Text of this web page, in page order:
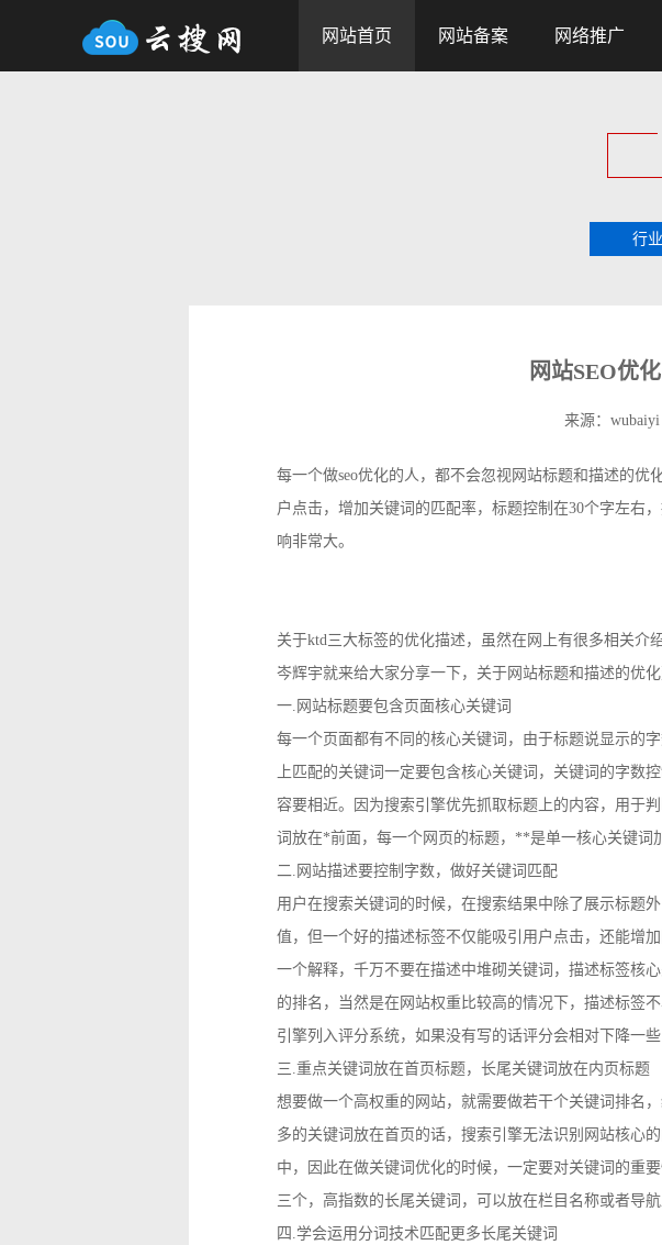
网站首页 网站备案 网络推广
行
网站SEO优
来源：
每一个做seo优化的人，都不会忽视网站标题和描述的
户点击，增加关键词的匹配率，标题控制在30个字左右
响非常大。
关于ktd三大标签的优化描述，虽然在网上有很多相关
岑辉宇就来给大家分享一下，关于网站标题和描述的优化
一.网站标题要包含页面核心关键词
每一个页面都有不同的核心关键词，由于标题说显示的
上匹配的关键词一定要包含核心关键词，关键词的字数
容要相近。因为搜索引擎优先抓取标题上的内容，用于
词放在*前面，每一个网页的标题，**是单一核心关键词
二.网站描述要控制字数，做好关键词匹配
用户在搜索关键词的时候，在搜索结果中除了展示标题
值，但一个好的描述标签不仅能吸引用户点击，还能增
一个解释，千万不要在描述中堆砌关键词，描述标签核
的排名，当然是在网站权重比较高的情况下，描述标签
引擎列入评分系统，如果没有写的话评分会相对下降一
三.重点关键词放在首页标题，长尾关键词放在内页标题
想要做一个高权重的网站，就需要做若干个关键词排名
多的关键词放在首页的话，搜索引擎无法识别网站核心
中，因此在做关键词优化的时候，一定要对关键词的重
三个，高指数的长尾关键词，可以放在栏目名称或者导
四.学会运用分词技术匹配更多长尾关键词